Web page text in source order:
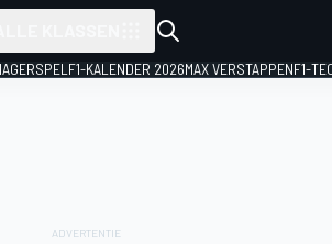
F1-KALENDER 2026MAX VERSTAPPENF1-